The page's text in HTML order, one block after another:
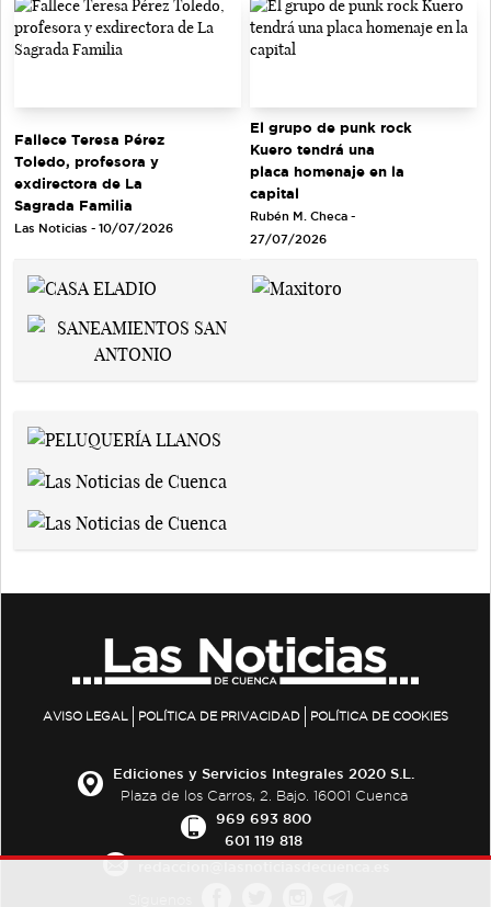
Fallece Teresa Pérez
Toledo, profesora y
exdirectora de La
Sagrada Familia
Las Noticias - 10/07/2026
El grupo de punk rock
Kuero tendrá una
placa homenaje en la
capital
Rubén M. Checa -
27/07/2026
AVISO LEGAL POLÍTICA DE PRIVACIDAD POLÍTICA DE COOKIES
Ediciones y Servicios Integrales 2020 S.L.
Plaza de los Carros, 2. Bajo. 16001 Cuenca
969 693 800
601 119 818